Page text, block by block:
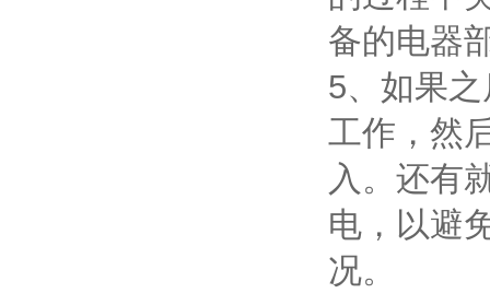
备的电器
5、如果
工作，然
入。还有
电，以避
况。